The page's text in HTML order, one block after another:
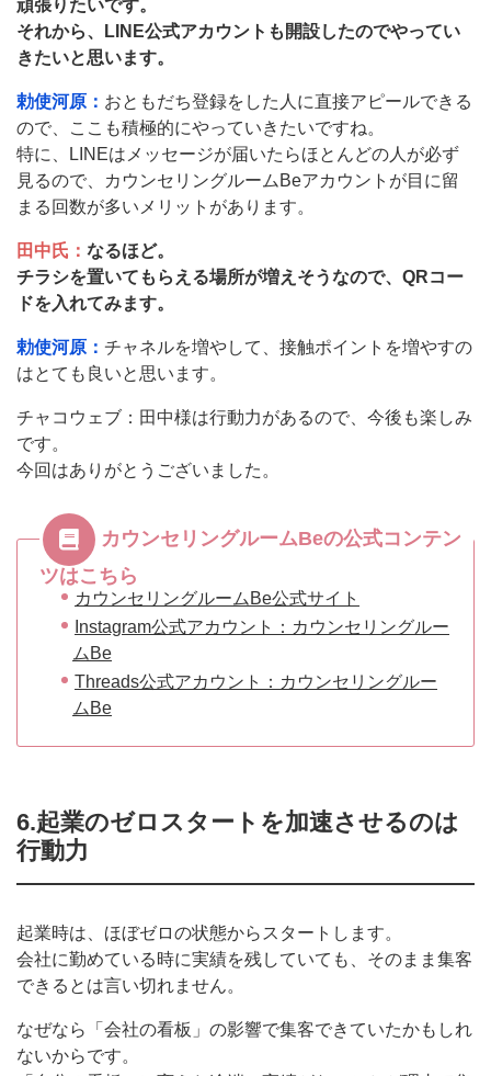
頑張りたいです。
それから、LINE公式アカウントも開設したのでやってい
きたいと思います。
勅使河原： おともだち登録をした人に直接アピールできる
ので、ここも積極的にやっていきたいですね。
特に、LINEはメッセージが届いたらほとんどの人が必ず
見るので、カウンセリングルームBeアカウントが目に留
まる回数が多いメリットがあります。
田中氏： なるほど。
チラシを置いてもらえる場所が増えそうなので、QRコー
ドを入れてみます。
勅使河原： チャネルを増やして、接触ポイントを増やすの
はとても良いと思います。
チャコウェブ：田中様は行動力があるので、今後も楽しみ
です。
今回はありがとうございました。
カウンセリングルームBeの公式コンテン
ツはこちら
カウンセリングルームBe公式サイト
Instagram公式アカウント：カウンセリングルー
ムBe
Threads公式アカウント：カウンセリングルー
ムBe
6.起業のゼロスタートを加速させるのは
行動力
起業時は、ほぼゼロの状態からスタートします。
会社に勤めている時に実績を残していても、そのまま集客
できるとは言い切れません。
なぜなら「会社の看板」の影響で集客できていたかもしれ
ないからです。